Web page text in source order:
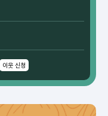
이웃 신청